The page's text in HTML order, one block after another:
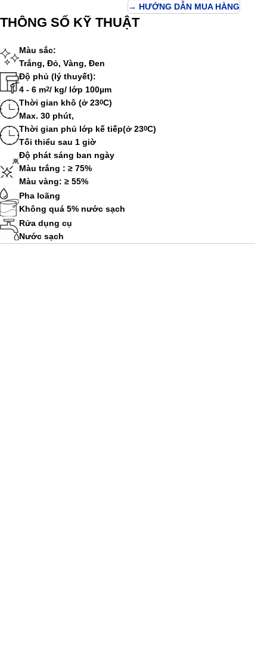
→ HƯỚNG DẪN MUA HÀNG
THÔNG SỐ KỸ THUẬT
Màu sắc:
Trắng, Đỏ, Vàng, Đen
Độ phủ (lý thuyết):
4 - 6 m2/ kg/ lớp 100µm
Thời gian khô (ở 230C)
Max. 30 phút,
Thời gian phủ lớp kế tiếp(ở 230C)
Tối thiểu sau 1 giờ
Độ phát sáng ban ngày
Màu trắng : ≥ 75%
Màu vàng: ≥ 55%
Pha loãng
Không quá 5% nước sạch
Rửa dụng cụ
Nước sạch